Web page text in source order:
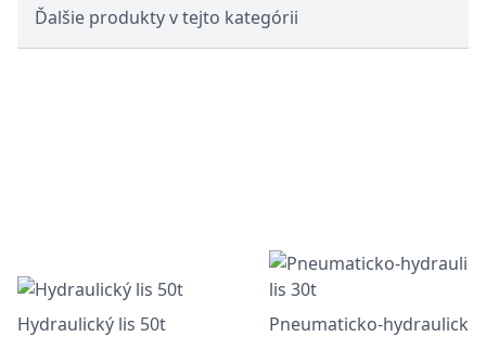
Ďalšie produkty v tejto kategórii
Hydraulický lis 50t
Pneumaticko-hydraulický